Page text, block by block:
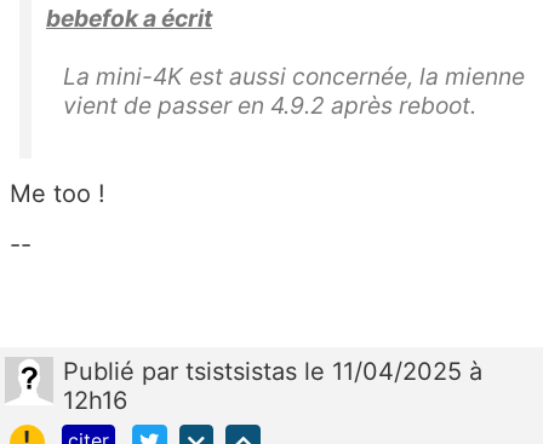
bebefok a écrit
La mini-4K est aussi concernée, la mienne
vient de passer en 4.9.2 après reboot.
Me too !
--
Publié par tsistsistas le 11/04/2025 à
12h16